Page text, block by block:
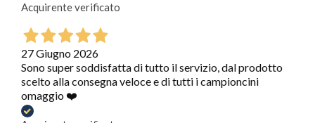
Acquirente verificato
27 Giugno 2026
Sono super soddisfatta di tutto il servizio, dal prodotto
scelto alla consegna veloce e di tutti i campioncini
omaggio ❤️